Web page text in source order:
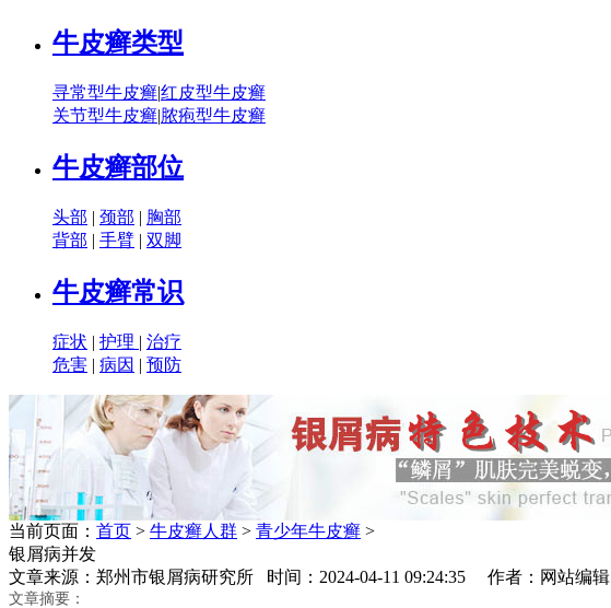
牛皮癣类型
寻常型牛皮癣|红皮型牛皮癣
关节型牛皮癣|脓疱型牛皮癣
牛皮癣部位
头部 | 颈部 | 胸部
背部 | 手臂 | 双脚
牛皮癣常识
症状 | 护理 | 治疗
危害 | 病因 | 预防
当前页面： 首页 > 牛皮癣人群 > 青少年牛皮癣 >
银屑病并发
文章来源：郑州市银屑病研究所 时间：2024-04-11 09:24:35 作者：网站编辑
文章摘要：